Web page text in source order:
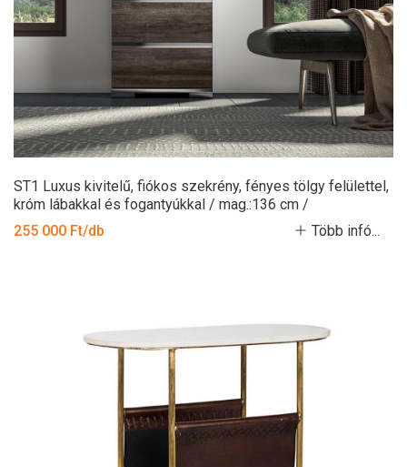
ST1 Luxus kivitelű, fiókos szekrény, fényes tölgy felülettel,
króm lábakkal és fogantyúkkal / mag.:136 cm /
255 000 Ft/db
Több infó...